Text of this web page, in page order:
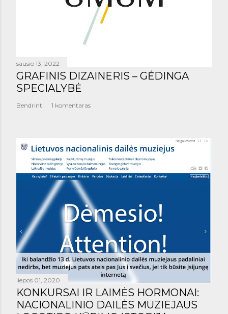
sausio 13, 2022
GRAFINIS DIZAINERIS – GĖDINGA
SPECIALYBĖ
Bendrinti 1 komentaras
liepos 01, 2020
KONKURSAI IR LAIMĖS HORMONAI:
NACIONALINIO DAILĖS MUZIEJAUS